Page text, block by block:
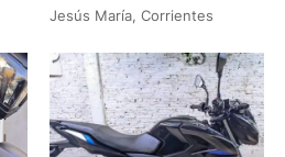
Jesús María, Corrientes